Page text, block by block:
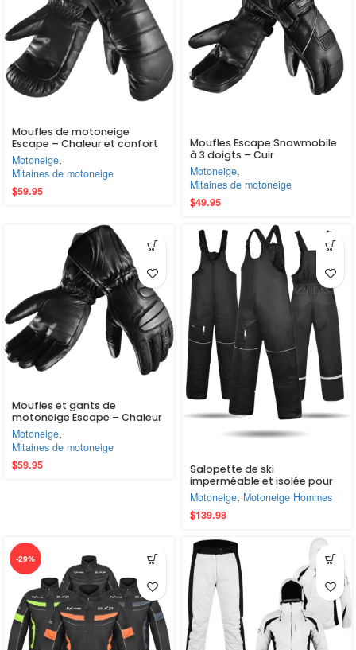
Moufles de motoneige
Escape – Chaleur et confort
ultimes avec doublure
amovible
Motoneige,
Mitaines de motoneige
$59.95
Moufles Escape Snowmobile
à 3 doigts – Cuir
imperméable, chauds et
confortables
Motoneige,
Mitaines de motoneige
$49.95
Moufles et gants de
motoneige Escape – Chaleur
et confort ultimes pour les
aventures hivernales avec
doublure amovible
Motoneige,
Mitaines de motoneige
$59.95
Salopette de ski
imperméable et isolée pour
hommes, ajustable, avec
poches, pantalon de planche
à neige
Motoneige, Motoneige Hommes
$139.98
-29%